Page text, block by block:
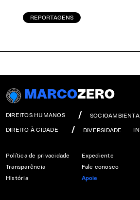
REPORTAGENS
MARCOZERO
DIREITOS HUMANOS
DIREITO À CIDADE DIVERSIDADE
Política de privacidade
Transparência
História
Expediente
Fale conosco
Apoie